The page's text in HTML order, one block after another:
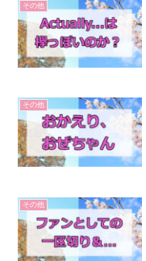
その他
その他
その他